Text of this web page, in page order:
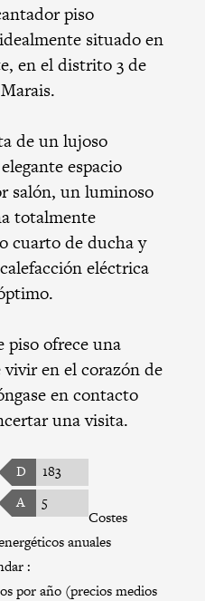
piso
situado en
en el distrito 3 de
de un lujoso
espacio
salón, un luminoso
totalmente
cuarto de ducha y
eléctrica
piso ofrece una
en el corazón de
en contacto
una visita.
D
183
A
5
Costes
anuales
:
por año (precios medios